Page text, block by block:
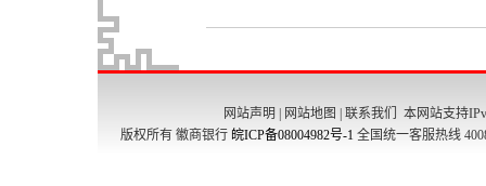
网站声明 网站地图 联系我们
本网站支持
版权所有 徽商银行 皖ICP备08004982号-1 全国统一客服热线